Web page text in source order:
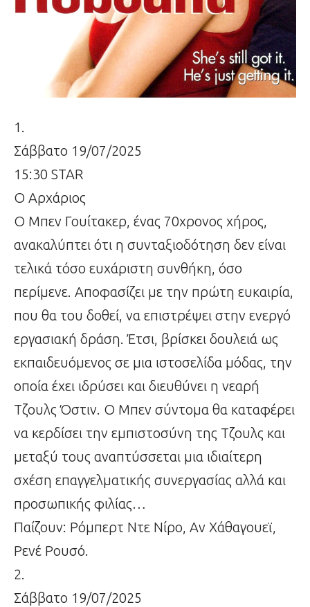
1.
Σάββατο 19/07/2025
15:30 STAR
Ο Αρχάριος
Ο Μπεν Γουίτακερ, ένας 70χρονος χήρος,
ανακαλύπτει ότι η συνταξιοδότηση δεν είναι
τελικά τόσο ευχάριστη συνθήκη, όσο
περίμενε. Αποφασίζει με την πρώτη ευκαιρία,
που θα του δοθεί, να επιστρέψει στην ενεργό
εργασιακή δράση. Έτσι, βρίσκει δουλειά ως
εκπαιδευόμενος σε μια ιστοσελίδα μόδας, την
οποία έχει ιδρύσει και διευθύνει η νεαρή
Τζουλς Όστιν. Ο Μπεν σύντομα θα καταφέρει
να κερδίσει την εμπιστοσύνη της Τζουλς και
μεταξύ τους αναπτύσσεται μια ιδιαίτερη
σχέση επαγγελματικής συνεργασίας αλλά και
προσωπικής φιλίας…
Παίζουν: Ρόμπερτ Ντε Νίρο, Αν Χάθαγουεϊ,
Ρενέ Ρουσό.
2.
Σάββατο 19/07/2025